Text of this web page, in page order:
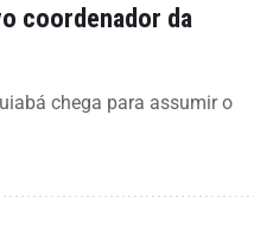
coordenador da
chega para assumir o